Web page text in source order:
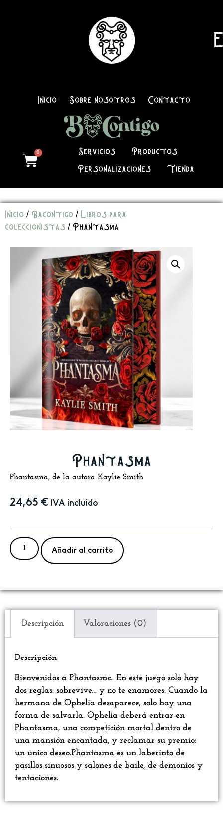
Inicio Sobre nosotros Contacto
0 Servicios Productos
Personalizaciones Tienda
Inicio / Bacontigo /
Libros para
coleccionistas / Phantasma
Phantasma
Phantasma, de la autora Kaylie Smith
24,65 € IVA incluido
Añadir al carrito
Descripción Valoraciones (0)
Descripción
Bienvenidos a Phantasma. En este juego solo hay
dos reglas: sobrevive… y no te enamores. Cuando la
hermana de Ophelia desaparece, solo hay una
forma de salvarla. Ophelia deberá entrar en
Phantasma, una competición mortal dentro de
una mansión encantada, y reclamar su premio:
un único deseo.Phantasma es un laberinto de
pasillos sinuosos y salones de baile, de demonios y
tentaciones.